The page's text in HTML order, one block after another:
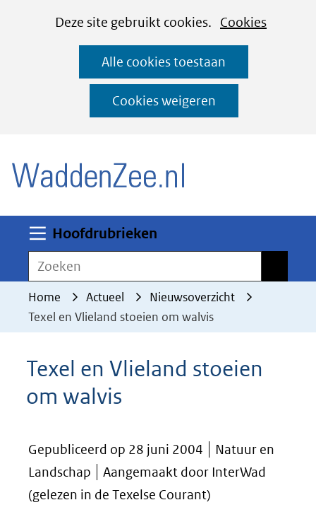
CookiesDeze site gebruikt cookies. Cookies
deze
worden
toegestaan
geweigerd.
Alle cookies toestaan
Cookies weigeren
Ga
naar
de
inhoud
Hoofdrubrieken
Zoeken
Home Actueel
Nieuwsoverzicht
Texel en Vlieland stoeien om walvis
Texel en Vlieland stoeien
om walvis
Gepubliceerd op 28 juni 2004
Natuur en
Landschap
Aangemaakt door InterWad
(gelezen in de Texelse Courant)